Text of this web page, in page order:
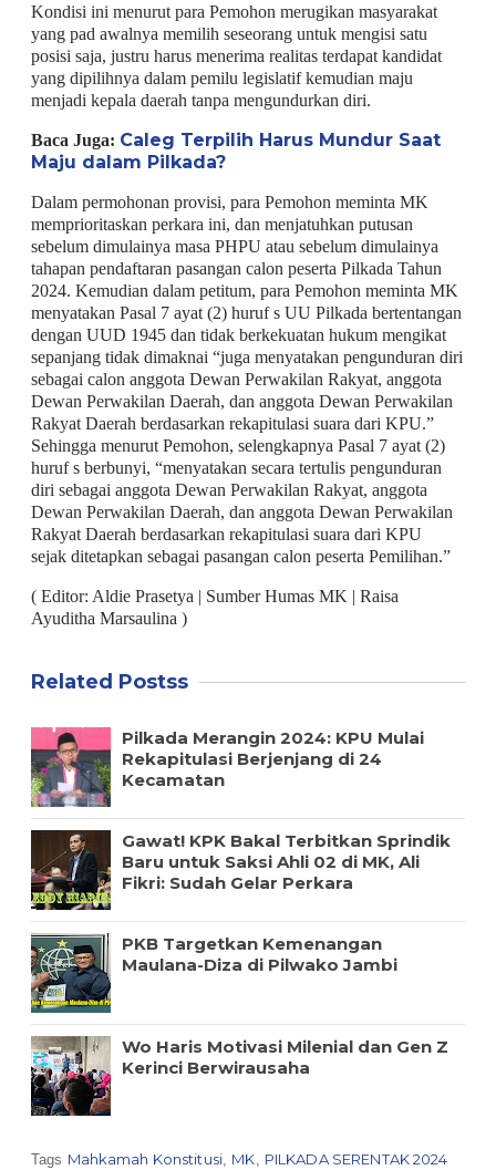
Kondisi ini menurut para Pemohon merugikan masyarakat
yang pad awalnya memilih seseorang untuk mengisi satu
posisi saja, justru harus menerima realitas terdapat kandidat
yang dipilihnya dalam pemilu legislatif kemudian maju
menjadi kepala daerah tanpa mengundurkan diri.
Baca Juga: Caleg Terpilih Harus Mundur Saat
Maju dalam Pilkada?
Dalam permohonan provisi, para Pemohon meminta MK
memprioritaskan perkara ini, dan menjatuhkan putusan
sebelum dimulainya masa PHPU atau sebelum dimulainya
tahapan pendaftaran pasangan calon peserta Pilkada Tahun
2024. Kemudian dalam petitum, para Pemohon meminta MK
menyatakan Pasal 7 ayat (2) huruf s UU Pilkada bertentangan
dengan UUD 1945 dan tidak berkekuatan hukum mengikat
sepanjang tidak dimaknai “juga menyatakan pengunduran diri
sebagai calon anggota Dewan Perwakilan Rakyat, anggota
Dewan Perwakilan Daerah, dan anggota Dewan Perwakilan
Rakyat Daerah berdasarkan rekapitulasi suara dari KPU.”
Sehingga menurut Pemohon, selengkapnya Pasal 7 ayat (2)
huruf s berbunyi, “menyatakan secara tertulis pengunduran
diri sebagai anggota Dewan Perwakilan Rakyat, anggota
Dewan Perwakilan Daerah, dan anggota Dewan Perwakilan
Rakyat Daerah berdasarkan rekapitulasi suara dari KPU
sejak ditetapkan sebagai pasangan calon peserta Pemilihan.”
( Editor: Aldie Prasetya | SumberHumas MK | Raisa
Ayuditha Marsaulina )
Related Postss
Pilkada Merangin 2024: KPU Mulai
Rekapitulasi Berjenjang di 24
Kecamatan
Gawat! KPK Bakal Terbitkan Sprindik
Baru untuk Saksi Ahli 02 di MK, Ali
Fikri: Sudah Gelar Perkara
PKB Targetkan Kemenangan
Maulana-Diza di Pilwako Jambi
Wo Haris Motivasi Milenial dan Gen Z
Kerinci Berwirausaha
Tags Mahkamah Konstitusi MK PILKADA SERENTAK 2024